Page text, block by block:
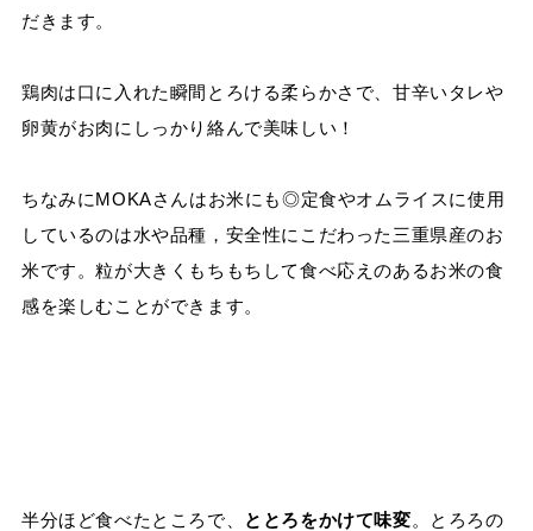
だきます。
鶏肉は口に入れた瞬間とろける柔らかさで、甘辛いタレや
卵黄がお肉にしっかり絡んで美味しい！
ちなみにMOKAさんはお米にも◎定食やオムライスに使用
しているのは水や品種，安全性にこだわった三重県産のお
米です。粒が大きくもちもちして食べ応えのあるお米の食
感を楽しむことができます。
半分ほど食べたところで、 ととろをかけて味変。とろろの